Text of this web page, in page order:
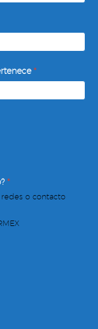
*
*
o contacto